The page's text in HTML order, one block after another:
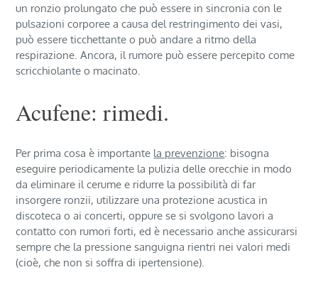
un ronzio prolungato che può essere in sincronia con le
pulsazioni corporee a causa del restringimento dei vasi,
può essere ticchettante o può andare a ritmo della
respirazione. Ancora, il rumore può essere percepito come
scricchiolante o macinato.
Acufene: rimedi.
Per prima cosa è importante la prevenzione: bisogna
eseguire periodicamente la pulizia delle orecchie in modo
da eliminare il cerume e ridurre la possibilità di far
insorgere ronzii, utilizzare una protezione acustica in
discoteca o ai concerti, oppure se si svolgono lavori a
contatto con rumori forti, ed è necessario anche assicurarsi
sempre che la pressione sanguigna rientri nei valori medi
(cioè, che non si soffra di ipertensione).